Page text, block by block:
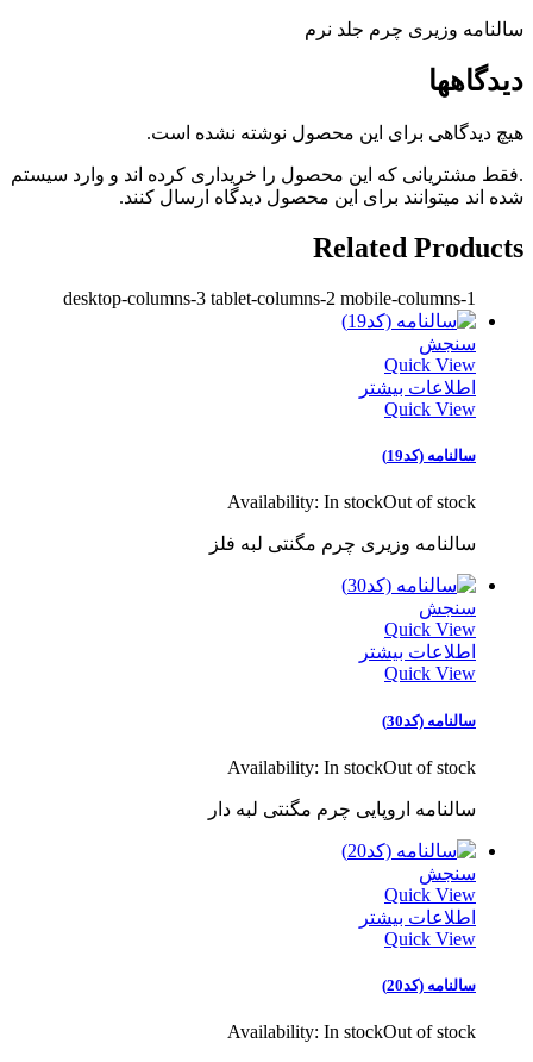
سالنامه وزیری چرم جلد نرم
دیدگاهها
هیچ دیدگاهی برای این محصول نوشته نشده است.
.فقط مشتریانی که این محصول را خریداری کرده اند و وارد سیستم
شده اند میتوانند برای این محصول دیدگاه ارسال کنند.
Related Products
desktop-columns-3 tablet-columns-2 mobile-columns-1
سنجش
Quick View
اطلاعات بیشتر
Quick View
سالنامه (کد19)
Availability: In stockOut of stock
سالنامه وزیری چرم مگنتی لبه فلز
سنجش
Quick View
اطلاعات بیشتر
Quick View
سالنامه (کد30)
Availability: In stockOut of stock
سالنامه اروپایی چرم مگنتی لبه دار
سنجش
Quick View
اطلاعات بیشتر
Quick View
سالنامه (کد20)
Availability: In stockOut of stock